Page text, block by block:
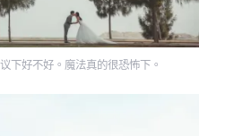
好不好。魔法真的很恐怖下。